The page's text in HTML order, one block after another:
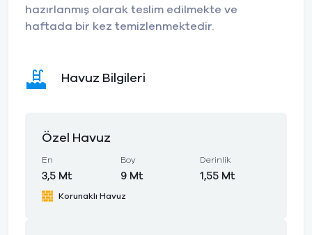
hazırlanmış olarak teslim edilmekte ve
haftada bir kez temizlenmektedir.
Havuz Bilgileri
Özel Havuz
En
3,5 Mt
Boy
9 Mt
Derinlik
1,55 Mt
Korunaklı Havuz